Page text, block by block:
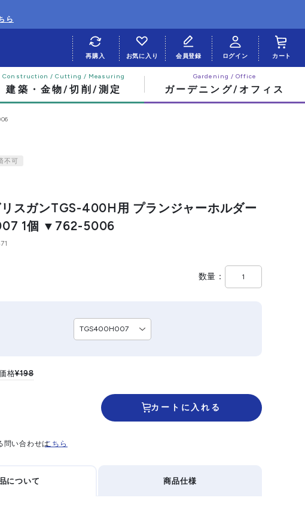
ら
建築・金物/切削/測定 ガーデニング/オフィス
再購入 お気に入り 会員登録 ログイン カート
不可
スガンTGS-400H用 プランジャーホルダー
1個 ▼762-5006
数量
格¥198
カートに入れる
問い合わせはこちら
について 商品仕様